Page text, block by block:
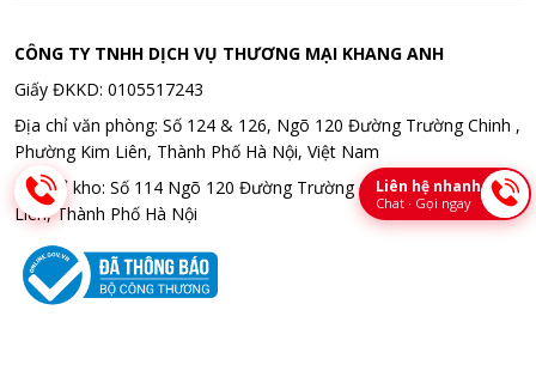
CÔNG TY TNHH DỊCH VỤ THƯƠNG MẠI KHANG ANH
Giấy ĐKKD: 0105517243
Địa chỉ văn phòng: Số 124 & 126, Ngõ 120 Đường Trường Chinh ,
Phường Kim Liên, Thành Phố Hà Nội, Việt Nam
Địa chỉ kho: Số 114 Ngõ 120 Đường Trường Chinh , Phường Kim
Liên, Thành Phố Hà Nội
Liên hệ nhanh
Chat · Gọi ngay